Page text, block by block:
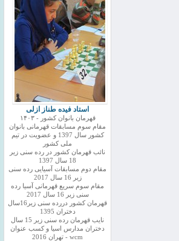
استاد فیده طناز ازلی
قهرمان بانوان کشور - ۱۴۰۳
مقام سوم مسابقات قهرمانی بانوان
کشور سال 1397 و عضویت در تیم
ملی کشور
نائب قهرمان کشور در رده سنی زیر
18 سال 1397
مقام دوم مسابقات آسیایی رده سنی
زیر 16 سال 2017
مقام سوم سریع قهرمانی آسیا رده
سنی زیر 16 سال 2017
قهرمان کشور دررده سنی زیر16سال
دختران 1395
نایب قهرمان رده سنی زیر 15 سال
دختران مدارس اسیا و کسب عنوان
wcm - تهران 2016